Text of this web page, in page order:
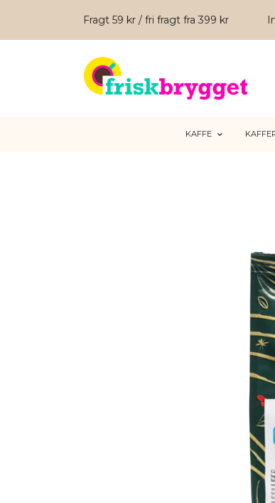
Fragt 59 kr / fri fragt fra 399 kr
KAFFE